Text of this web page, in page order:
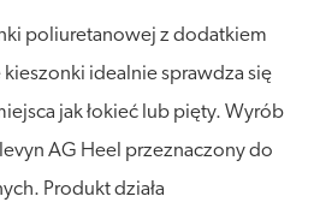
poliuretanowej z dodatkiem
kieszonki idealnie sprawdza się
jak łokieć lub pięty. Wyrób
AG Heel przeznaczony do
Produkt działa